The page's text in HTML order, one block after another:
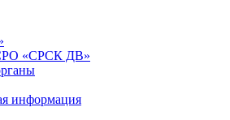
«СРСК ДВ»
информация